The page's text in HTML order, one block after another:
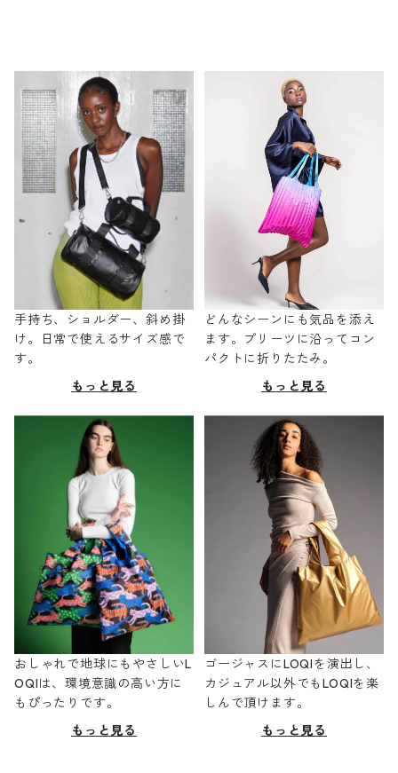
手持ち、ショルダー、斜め掛
け。日常で使えるサイズ感で
す。
もっと見る
どんなシーンにも気品を添え
ます。プリーツに沿ってコン
パクトに折りたたみ。
もっと見る
おしゃれで地球にもやさしいL
OQIは、環境意識の高い方に
もぴったりです。
もっと見る
ゴージャスにLOQIを演出し、
カジュアル以外でもLOQIを楽
しんで頂けます。
もっと見る